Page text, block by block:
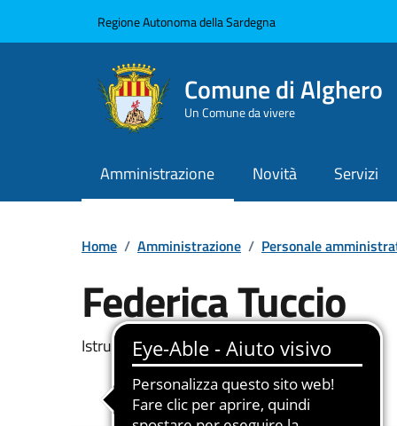
Regione Autonoma della Sardegna
Comune di Alghero
Un Comune da vivere
Amministrazione Novità Servizi
Home / Amministrazione / Personale
Federica Tuccio
Dettaglio della
Istruttore Amministrativo - Contabile